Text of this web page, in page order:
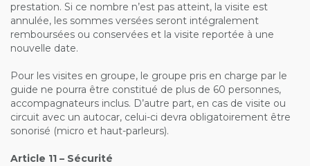
prestation. Si ce nombre n’est pas atteint, la visite est
annulée, les sommes versées seront intégralement
remboursées ou conservées et la visite reportée à une
nouvelle date.
Pour les visites en groupe, le groupe pris en charge par le
guide ne pourra être constitué de plus de 60 personnes,
accompagnateurs inclus. D’autre part, en cas de visite ou
circuit avec un autocar, celui-ci devra obligatoirement être
sonorisé (micro et haut-parleurs).
Article 11 – Sécurité